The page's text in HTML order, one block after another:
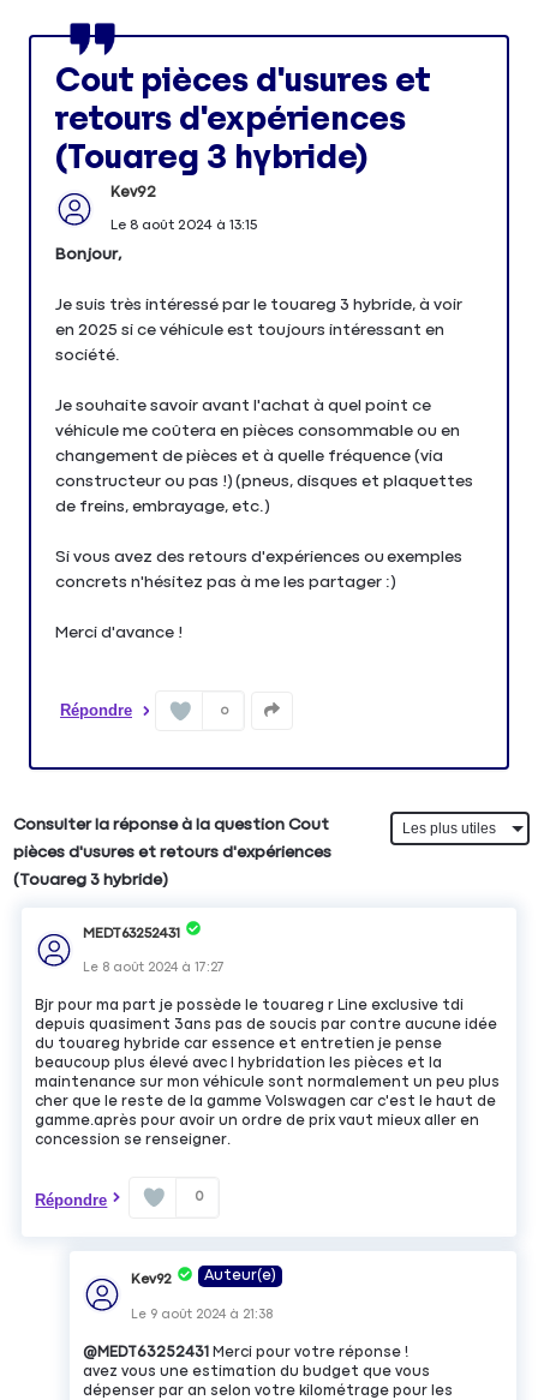
Cout pièces d'usures et
retours d'expériences
(Touareg 3 hybride)
Kev92
Le 8 août 2024à 13:15
Bonjour,
Je suis très intéressé par le touareg 3 hybride, à voir
en 2025 si ce véhicule est toujours intéressant en
société.
Je souhaite savoir avant l'achat à quel point ce
véhicule me coûtera en pièces consommable ou en
changement de pièces et à quelle fréquence (via
constructeur ou pas !) (pneus, disques et plaquettes
de freins, embrayage, etc.)
Si vous avez des retours d'expériences ou exemples
concrets n'hésitez pas à me les partager :)
Merci d'avance !
Répondre 0
Consulter la réponse à la question Cout
pièces d'usures et retours d'expériences
(Touareg 3 hybride)
MEDT63252431
Le 8 août 2024 à17:27
Bjr pour ma part je possède le touareg r Line exclusive tdi
depuis quasiment 3ans pas de soucis par contre aucune idée
du touareg hybride car essence et entretien je pense
beaucoup plus élevé avec l hybridation les pièces et la
maintenance sur mon véhicule sont normalement un peu plus
cher que le reste de la gamme Volswagen car c'est le haut de
gamme.après pour avoir un ordre de prix vaut mieux aller en
concession se renseigner.
Répondre 0
Kev92 Auteur(e)
Le 9 août 2024 à 21:38
@MEDT63252431 Merci pour votre réponse !
avez vous une estimation du budget que vous
dépenser par an selon votre kilométrage pour les